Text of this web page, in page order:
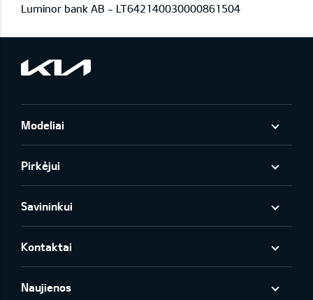
Luminor bank AB - LT642140030000861504
Modeliai
Pirkėjui
Savininkui
Kontaktai
Naujienos